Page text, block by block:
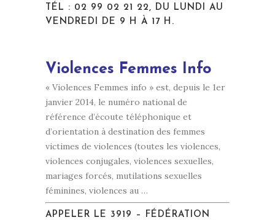
TÉL : 02 99 02 21 22, DU LUNDI AU
VENDREDI DE 9 H À 17 H.
Violences Femmes Info
« Violences Femmes info » est, depuis le 1er
janvier 2014, le numéro national de
référence d’écoute téléphonique et
d’orientation à destination des femmes
victimes de violences (toutes les violences,
violences conjugales, violences sexuelles,
mariages forcés, mutilations sexuelles
féminines, violences au …
APPELER LE 3919
– FÉDÉRATION